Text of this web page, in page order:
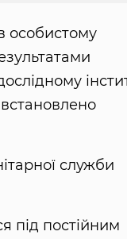
особистому
служби
під постійним